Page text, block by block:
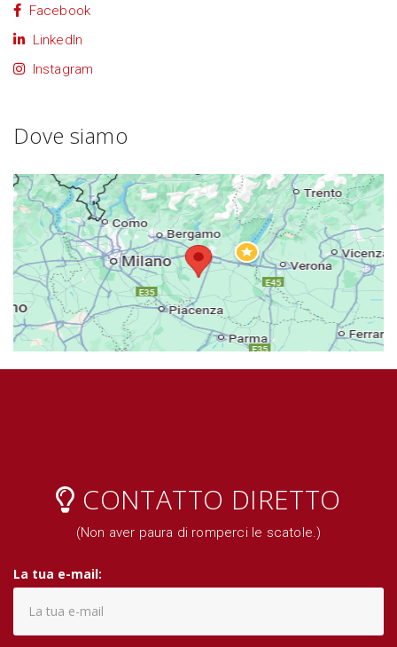
Facebook
LinkedIn
Instagram
Dove siamo
CONTATTO DIRETTO
(Non aver paura di romperci le scatole.)
La tua e-mail: